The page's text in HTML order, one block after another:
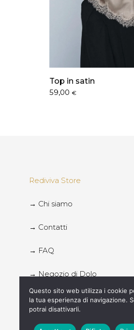
Top in satin
59,00 €
Rediviva Store
→ Chi siamo
→ Contatti
→ FAQ
→ Negozio di Dolo
→ Negozio di Chioggia
Questo sito web utilizza i cookie
la tua esperienza di navigazione.
potrai disattivarli.